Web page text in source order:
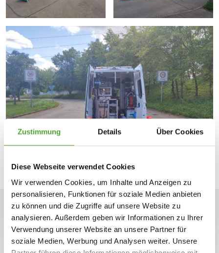
Zustimmung Details Über Cookies
Diese Webseite verwendet Cookies
Wir verwenden Cookies, um Inhalte und Anzeigen zu
personalisieren, Funktionen für soziale Medien anbieten
zu können und die Zugriffe auf unsere Website zu
analysieren. Außerdem geben wir Informationen zu Ihrer
Verwendung unserer Website an unsere Partner für
soziale Medien, Werbung und Analysen weiter. Unsere
UnsereZertifikate